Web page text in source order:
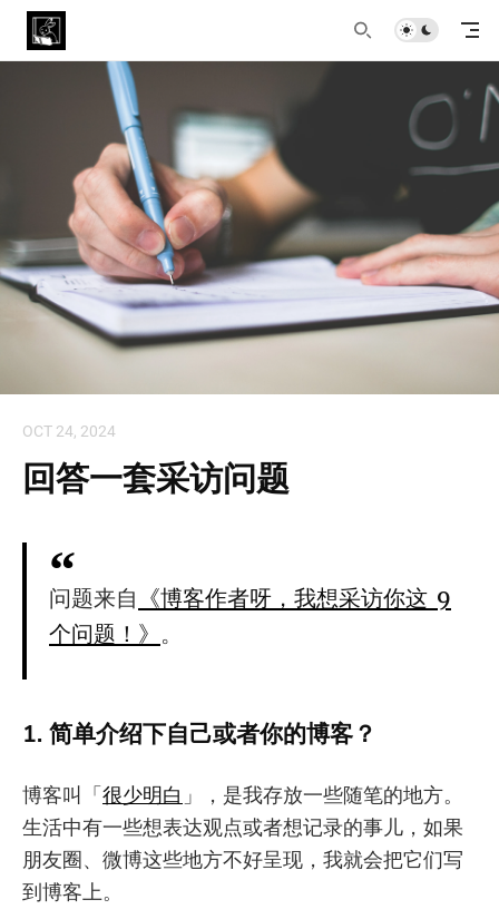
OCT 24, 2024
回答一套采访问题
问题来自 《博客作者呀，我想采访你这 9
个问题！》 。
1. 简单介绍下自己或者你的博客？
博客叫「很少明白 」，是我存放一些随笔的地方。
生活中有一些想表达观点或者想记录的事儿，如果
朋友圈、微博这些地方不好呈现，我就会把它们写
到博客上。